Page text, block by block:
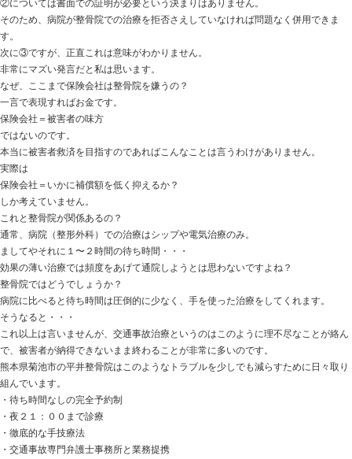
ご自身の大切なお身体を預けるリスクを無くすため、初
きるのでオススメです。
無理に通院を強要することは絶対にしませんので、ご安
交通事故に関して実績のある平井整骨院は治療だけでな
トータルでサポートさせていただきます。
少しでも疑問がありましたらすぐにお電話ください。
0968-23-0730
「交通事故に遭ってしまったのですが」と言ってくださ
にご説明いたします。
保険会社が整骨院での交通事故治療を拒否す
2016.04.19 | Category:
こんにちは！
今回は交通事故でよくある相談事例について。
むち打ちなどのケガを病院で治療していても経過がよく
ようと考える方が増えています。